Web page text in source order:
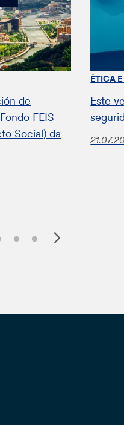
de
FEIS
Social) da
ÉTICA
Este